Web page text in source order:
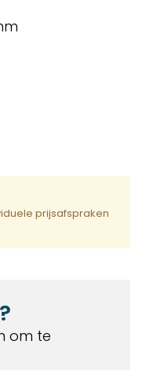
prijsafspraken
om te